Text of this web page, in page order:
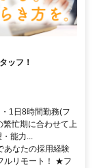
ッフ！
1日8時間勤務(フ
忙期に合わせて上
能力...
あなたの採用経験
ルリモート！ ★フ